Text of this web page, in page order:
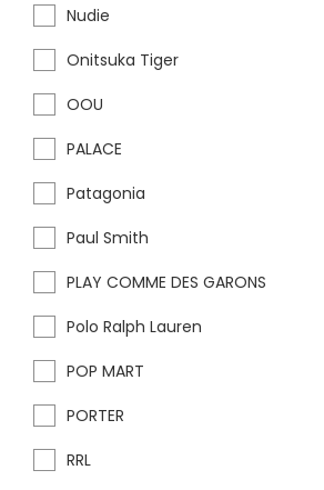
Nudie
Onitsuka Tiger
OOU
PALACE
Patagonia
Paul Smith
PLAY COMME DES GARONS
Polo Ralph Lauren
POP MART
PORTER
RRL